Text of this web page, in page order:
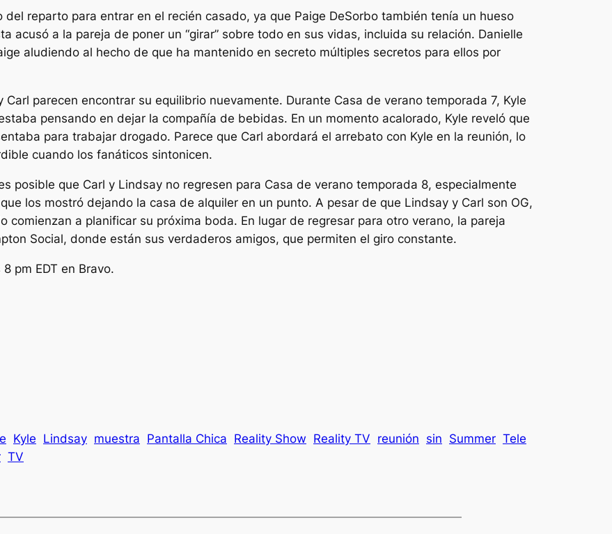
del reparto para entrar en el recién casado, ya que Paige DeSorbo también tenía un hueso
acusó a la pareja de poner un “girar” sobre todo en sus vidas, incluida su relación. Danielle
aludiendo al hecho de que ha mantenido en secreto múltiples secretos para ellos por
parecen encontrar su equilibrio nuevamente. Durante Casa de verano temporada 7, Kyle
pensando en dejar la compañía de bebidas. En un momento acalorado, Kyle reveló que
para trabajar drogado. Parece que Carl abordará el arrebato con Kyle en la reunión, lo
cuando los fanáticos sintonicen.
posible que Carl y Lindsay no regresen para Casa de verano temporada 8, especialmente
los mostró dejando la casa de alquiler en un punto. A pesar de que Lindsay y Carl son OG,
comienzan a planificar su próxima boda. En lugar de regresar para otro verano, la pareja
Social, donde están sus verdaderos amigos, que permiten el giro constante.
pm EDT en Bravo.
Kyle Lindsay muestra Pantalla Chica Reality Show Reality TV reunión sin Summer Tele
TV